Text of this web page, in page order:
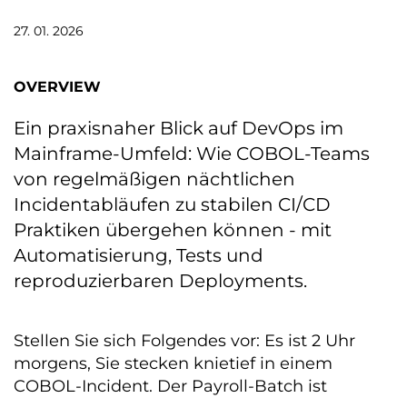
27. 01. 2026
OVERVIEW
Ein praxisnaher Blick auf DevOps im
Mainframe-Umfeld: Wie COBOL-Teams
von regelmäßigen nächtlichen
Incidentabläufen zu stabilen CI/CD
Praktiken übergehen können - mit
Automatisierung, Tests und
reproduzierbaren Deployments.
Stellen Sie sich Folgendes vor: Es ist 2 Uhr
morgens, Sie stecken knietief in einem
COBOL-Incident. Der Payroll-Batch ist